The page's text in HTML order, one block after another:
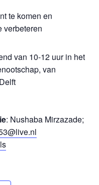
te komen en
verbeteren
van 10-12 uur in het
van
: Nushaba Mirzazade;